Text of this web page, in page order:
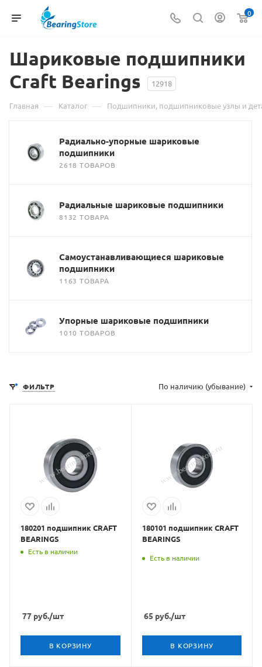
0
Шариковые подшипники
Craft Bearings
12918
Главная — Каталог — Подшипники, подшипниковые узлы и
Радиально-упорные шариковые
подшипники
2618 ТОВАРОВ
Радиальные шариковые подшипники
8132 ТОВАРА
Самоустанавливающиеся шариковые
подшипники
1163 ТОВАРА
Упорные шариковые подшипники
1010 ТОВАРОВ
ФИЛЬТР По наличию (убывание)
180201 подшипник CRAFT
BEARINGS
Есть в наличии
77 руб./шт
В КОРЗИНУ
180101 подшипник CRAFT
BEARINGS
Есть в наличии
65 руб./шт
В КОРЗИНУ